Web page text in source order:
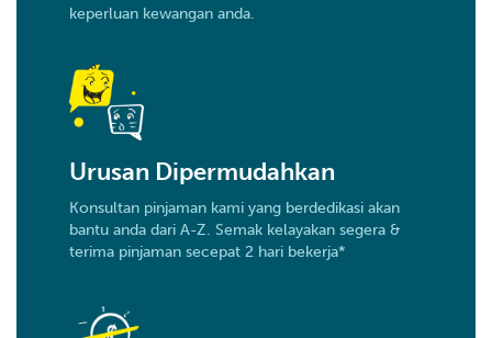
keperluan kewangan anda.
Urusan Dipermudahkan
Konsultan pinjaman kami yang berdedikasi akan
bantu anda dari A-Z. Semak kelayakan segera &
terima pinjaman secepat 2 hari bekerja*